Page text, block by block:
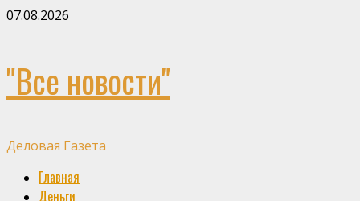
Skip
07.08.2026
"Все новости"
Деловая Газета
Primary
Menu
Главная
Деньги